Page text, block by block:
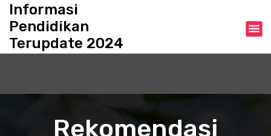
Informasi
Pendidikan
Terupdate 2024
Rekomendasi